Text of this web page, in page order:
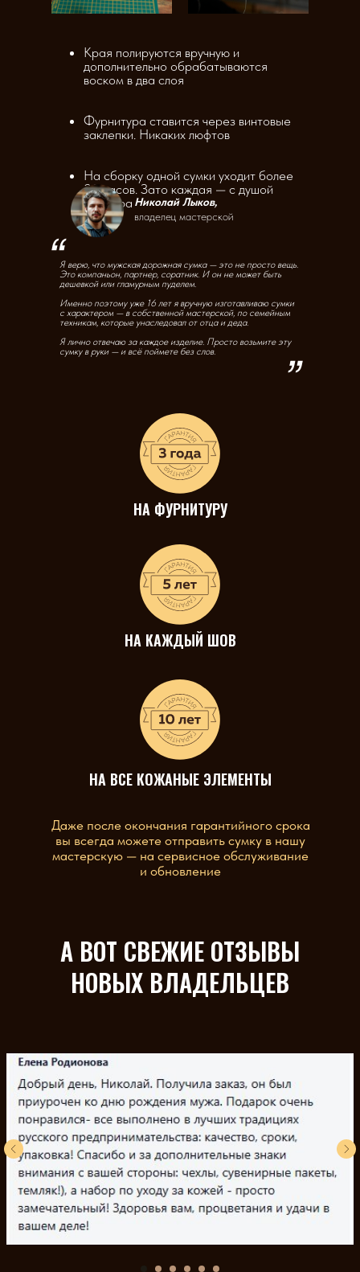
Края полируются вручную и
дополнительно обрабатываются
воском в два слоя
Фурнитура ставится через винтовые
заклепки. Никаких люфтов
На сборку одной сумки уходит более
20 часов. Зато каждая — с душой
мастера
Я верю, что мужская дорожная сумка — это не просто вещь.
Это компаньон, партнер, соратник. И он не может быть
дешевкой или гламурным пуделем.
Именно поэтому уже 16 лет я вручную изготавливаю сумки
с характером — в собственной мастерской, по семейным
техникам, которые унаследовал от отца и деда.
Я лично отвечаю за каждое изделие. Просто возьмите эту
сумку в руки — и всё поймете без слов.
Николай Лыков,
владелец мастерской
НА ФУРНИТУРУ
НА КАЖДЫЙ ШОВ
НА ВСЕ КОЖАНЫЕ ЭЛЕМЕНТЫ
Даже после окончания гарантийного срока
вы всегда можете отправить сумку в нашу
мастерскую — на сервисное обслуживание
и обновление
А ВОТ СВЕЖИЕ ОТЗЫВЫ
НОВЫХ ВЛАДЕЛЬЦЕВ